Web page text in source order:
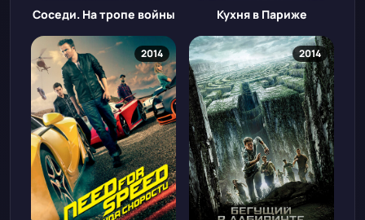
Соседи. На тропе войны Кухня в Париже
2014 2014